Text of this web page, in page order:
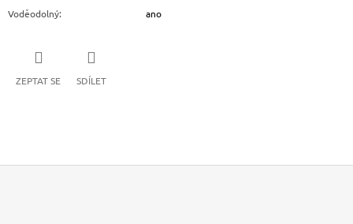
Voděodolný: ano
ZEPTAT SE SDÍLET